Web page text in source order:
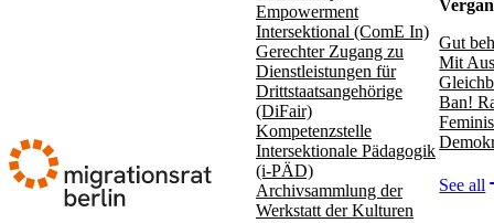
Empowerment
Intersektional (ComE In)
Gerechter Zugang zu
Dienstleistungen für
Drittstaatsangehörige
(DiFair)
Kompetenzstelle
Intersektionale Pädagogik
(i-PÄD)
Archivsammlung der
Werkstatt der Kulturen
Gut
Mit
Ban!
See all